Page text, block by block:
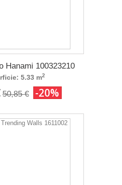
Hanami 100323210
5.33 m2
50,85 € -20%